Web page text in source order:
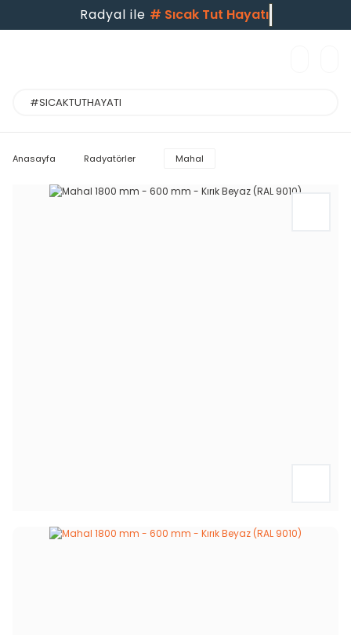
Radyal ile # Sıcak Tut Hayatı
Anasayfa Radyatörler Mahal